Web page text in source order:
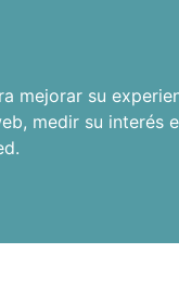
su
, medir su interés
.